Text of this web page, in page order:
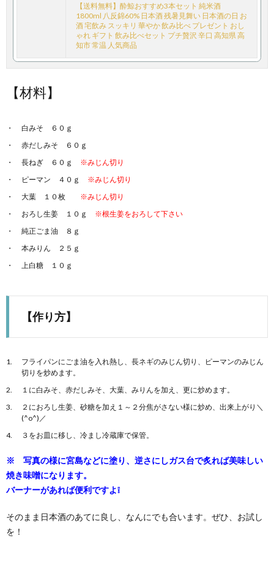
【送料無料】酔鯨おすすめ3本セット 純米酒
1800ml 八反錦60% 日本酒 残暑見舞い 日本酒の日 お
酒 宅飲み スッキリ 華やか 飲み比べ プレゼント おし
ゃれ ギフト 飲み比べセット プチ贅沢 辛口 高知県 高
知市 常温 人気商品
【材料】
白みそ ６０ｇ
赤だしみそ ６０ｇ
長ねぎ ６０ｇ ※みじん切り
ピーマン ４０ｇ
※みじん切り
大葉 １０枚 ※みじん切り
おろし生姜 １０ｇ ※根生姜をおろして下さい
純正ごま油 ８ｇ
本みりん ２５ｇ
上白糖 １０ｇ
【作り方】
フライパンにごま油を入れ熱し、長ネギのみじん切り、ピーマンのみじん
切りを炒めます。
１に白みそ、赤だしみそ、大葉、みりんを加え、更に炒めます。
２におろし生姜、砂糖を加え１～２分焦がさない様に炒め、出来上がり＼
(^o^)／
３をお皿に移し、冷まし冷蔵庫で保管。
※ 写真の様に宮島などに塗り、逆さにしガス台で炙れば美味しい
焼き味噌になります。
バーナーがあれば便利ですよ❕
そのまま日本酒のあてに良し、なんにでも合います。ぜひ、お試し
を！